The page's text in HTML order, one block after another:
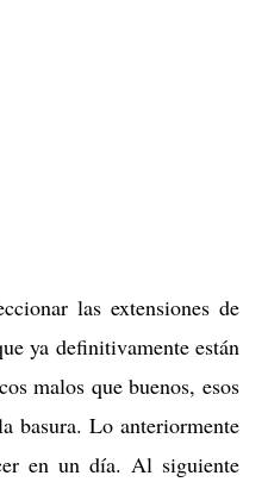
las extensiones de
ya definitivamente están
malos que buenos, esos
basura. Lo anteriormente
en un día. Al siguiente